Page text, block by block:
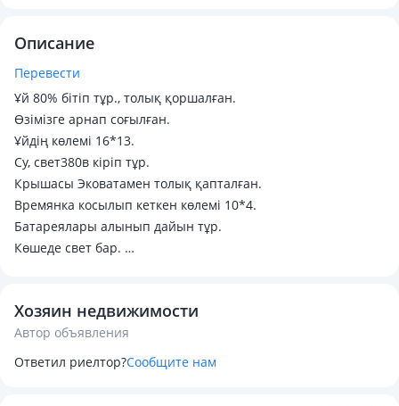
Описание
Перевести
Ұй 80% бітіп тұр., толық қоршалған.
Өзімізге арнап соғылған.
Ұйдің көлемі 16*13.
Су, свет380в кіріп тұр.
Крышасы Эковатамен толық қапталған.
Времянка косылып кеткен көлемі 10*4.
Батареялары алынып дайын тұр.
Көшеде свет бар.
Қалаға автобустар жүреді. Срочно!
Хозяин недвижимости
Автор объявления
Ответил риелтор?Сообщите нам